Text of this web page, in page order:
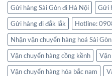
Gửi hàng Sài Gòn đi Hà Nội
Gửi
Gửi hàng đi đắk lắk
Hotline:
Nhận vận chuyển hàng hoá Sài Gòn
Vận chuyển hàng cồng kềnh
Vận
Vận chuyển hàng hóa bắc nam